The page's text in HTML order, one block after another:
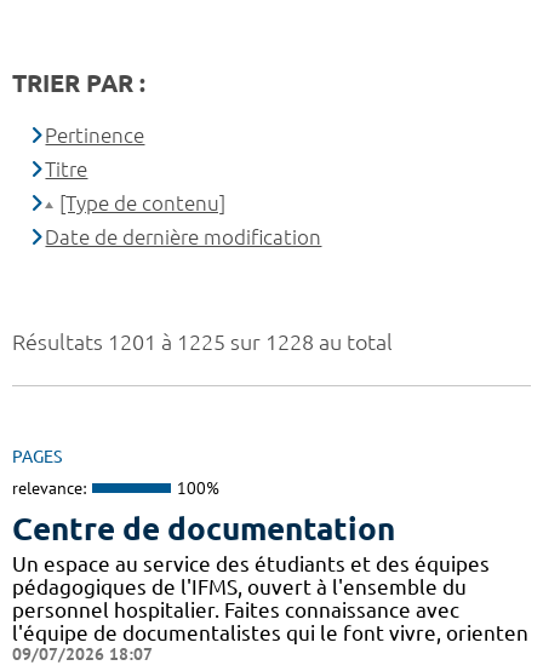
Résultats 1201 à 1225 sur 1228 au total
PAGES
relevance: 100%
Centre de documentation
Un espace au service des étudiants et des équipes
pédagogiques de l'IFMS, ouvert à l'ensemble du
personnel hospitalier. Faites connaissance avec
l'équipe de documentalistes qui le font vivre, orienten
09/07/2026 18:07
TRIER PAR :
Pertinence
Titre
[Type de contenu]
Date de dernière modification